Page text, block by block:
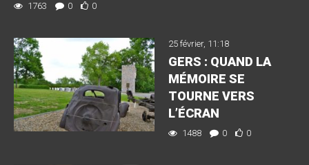
1763 0 0
25 février, 11:18
GERS : QUAND LA
MÉMOIRE SE
TOURNE VERS
L’ÉCRAN
1488 0 0